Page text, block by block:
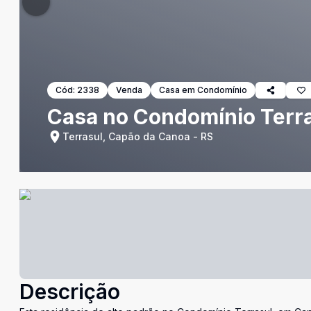
Cód: 2338 Venda Casa em Condomínio
Casa no Condomínio
Terrasul, Capão da Canoa - RS
Descrição